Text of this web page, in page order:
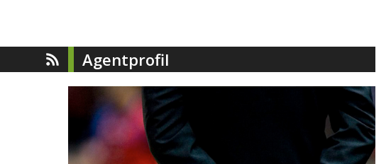
Agentprofil